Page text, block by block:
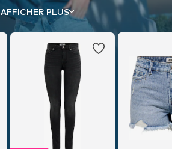
pour chacun.
AFFICHER PLUS